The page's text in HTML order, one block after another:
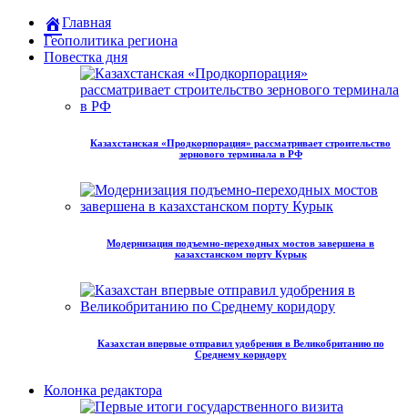
Главная
Геополитика региона
Повестка дня
Казахстанская «Продкорпорация» рассматривает строительство
зернового терминала в РФ
Модернизация подъемно-переходных мостов завершена в
казахстанском порту Курык
Казахстан впервые отправил удобрения в Великобританию по
Среднему коридору
Колонка редактора